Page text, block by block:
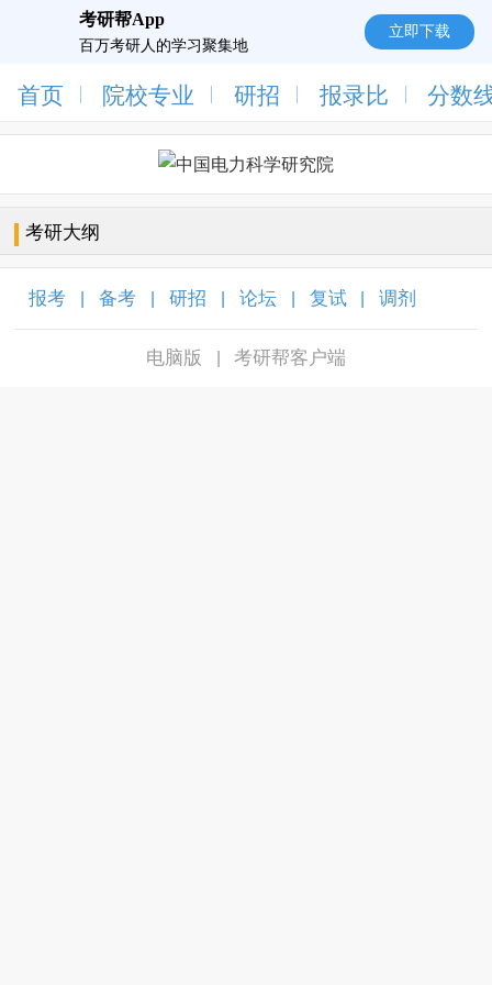
考研帮App
百万考研人的学习聚集地
立即下载
首页 院校专业 研招 报录比 分数
考研大纲
报考 备考 研招 论坛 复试 调剂
电脑版 考研帮客户端